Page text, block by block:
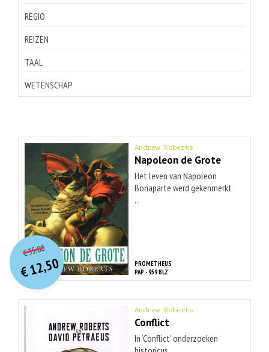
REGIO
REIZEN
TAAL
WETENSCHAP
Andrew Roberts
Napoleon de Grote
Het leven van Napoleon
Bonaparte werd gekenmerkt
...
PROMETHEUS
PAP - 959 BLZ
€35,00O
orspr
onkelijke
prijs
was:
€ 35,00.
€12,50
Huidige
prijs
is:€ 12,50.
Andrew Roberts
Conflict
In ‘Conflict’ onderzoeken